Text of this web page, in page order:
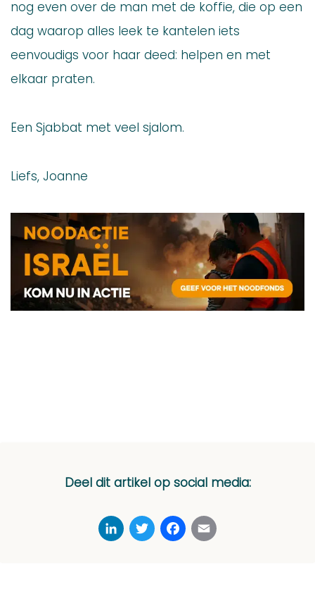
nog even over de man met de koffie, die op een
dag waarop alles leek te kantelen iets
eenvoudigs voor haar deed: helpen en met
elkaar praten.
Een Sjabbat met veel sjalom.
Liefs, Joanne
Deel dit artikel op social media:
LinkedInTwitterFacebook